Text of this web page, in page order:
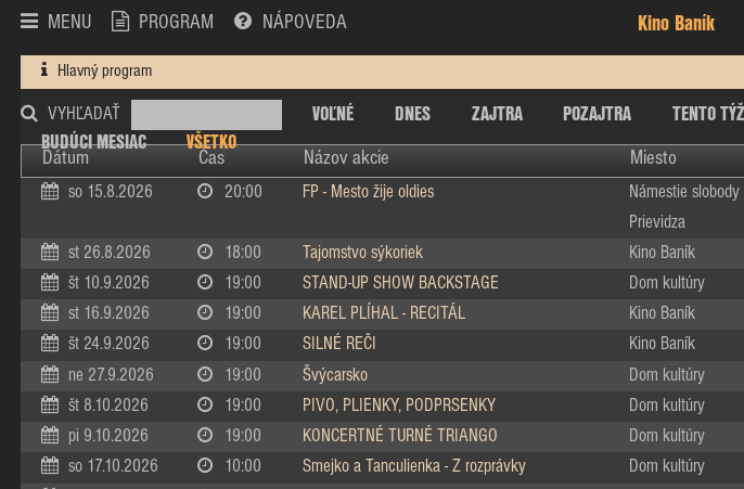
MENU PROGRAM NÁPOVEDA Kino Baník
Hlavný program
VYHĽADAŤ VOĽNÉ DNES ZAJTRA POZAJTRA TENTO
BUDÚCI MESIAC
VŠETKO
Dátum Čas Názov akcie Miesto
so 15.8.2026 20:00 FP - Mesto žije oldies
Námestie slobody
Prievidza
st 26.8.2026 18:00 Tajomstvo sýkoriek Kino Baník
št 10.9.2026 19:00 STAND-UP SHOW BACKSTAGE Dom kultúry
st 16.9.2026 19:00 KAREL PLÍHAL - RECITÁL Kino Baník
št 24.9.2026 19:00 SILNÉ REČI Kino Baník
ne 27.9.2026 19:00 Švýcarsko Dom kultúry
št 8.10.2026 19:00 PIVO, PLIENKY, PODPRSENKY Dom kultúry
pi 9.10.2026 19:00 KONCERTNÉ TURNÉ TRIANGO Dom kultúry
so 17.10.2026 10:00 Smejko a Tanculienka - Z rozprávky Dom kultúry